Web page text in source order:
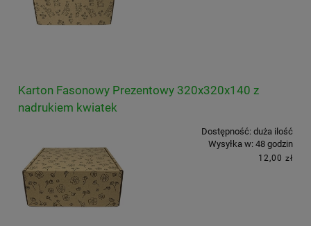
Karton Fasonowy Prezentowy 320x320x140 z
nadrukiem kwiatek
Dostępność: duża ilość
Wysyłka w: 48 godzin
12,00 zł